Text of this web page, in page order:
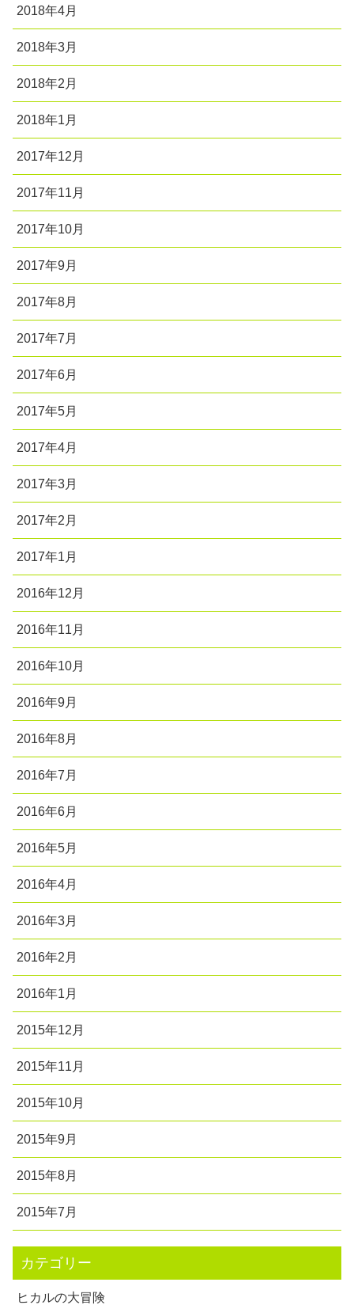
2018年4月
2018年3月
2018年2月
2018年1月
2017年12月
2017年11月
2017年10月
2017年9月
2017年8月
2017年7月
2017年6月
2017年5月
2017年4月
2017年3月
2017年2月
2017年1月
2016年12月
2016年11月
2016年10月
2016年9月
2016年8月
2016年7月
2016年6月
2016年5月
2016年4月
2016年3月
2016年2月
2016年1月
2015年12月
2015年11月
2015年10月
2015年9月
2015年8月
2015年7月
カテゴリー
ヒカルの大冒険